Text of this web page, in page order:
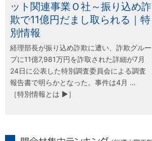
ット関連事業Ｏ社～振り込め詐
欺で11億円だまし取られる｜特
別情報
経理部長が振り込め詐欺に遭い、詐欺グルー
プに11億7,981万円を詐取された詳細が7月
24日に公表した特別調査委員会による調査
報告書で明らかとなった。事件は4月 …
［特別情報とは ▶］